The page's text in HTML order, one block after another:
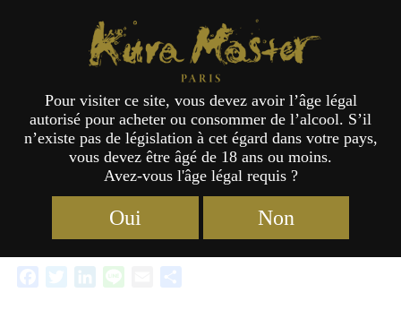
Séjour d’études Kura Master 2024
Formation sur la culture du saké
Étiquettes :
Nihonshu (Saké japonais) Honkaku Shochu & Awamori
FacebookTwitterLinkedIn Email
Kura Master Paris
Pour visiter ce site, vous devez avoir l’âge légal
autorisé pour acheter ou consommer de l’alcool. S’il
n’existe pas de législation à cet égard dans votre pays,
vous devez être âgé de 18 ans ou moins.
Avez-vous l'âge légal requis ?
Oui Non